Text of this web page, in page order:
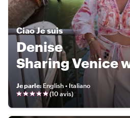
CiaoJe suis
Denise
Sharing Venice
Je parle: English • Italiano
(10 avis)